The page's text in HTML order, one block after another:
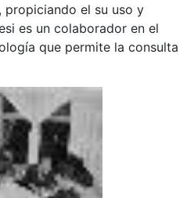
propiciando el su uso y
es un colaborador en el
que permite la consulta